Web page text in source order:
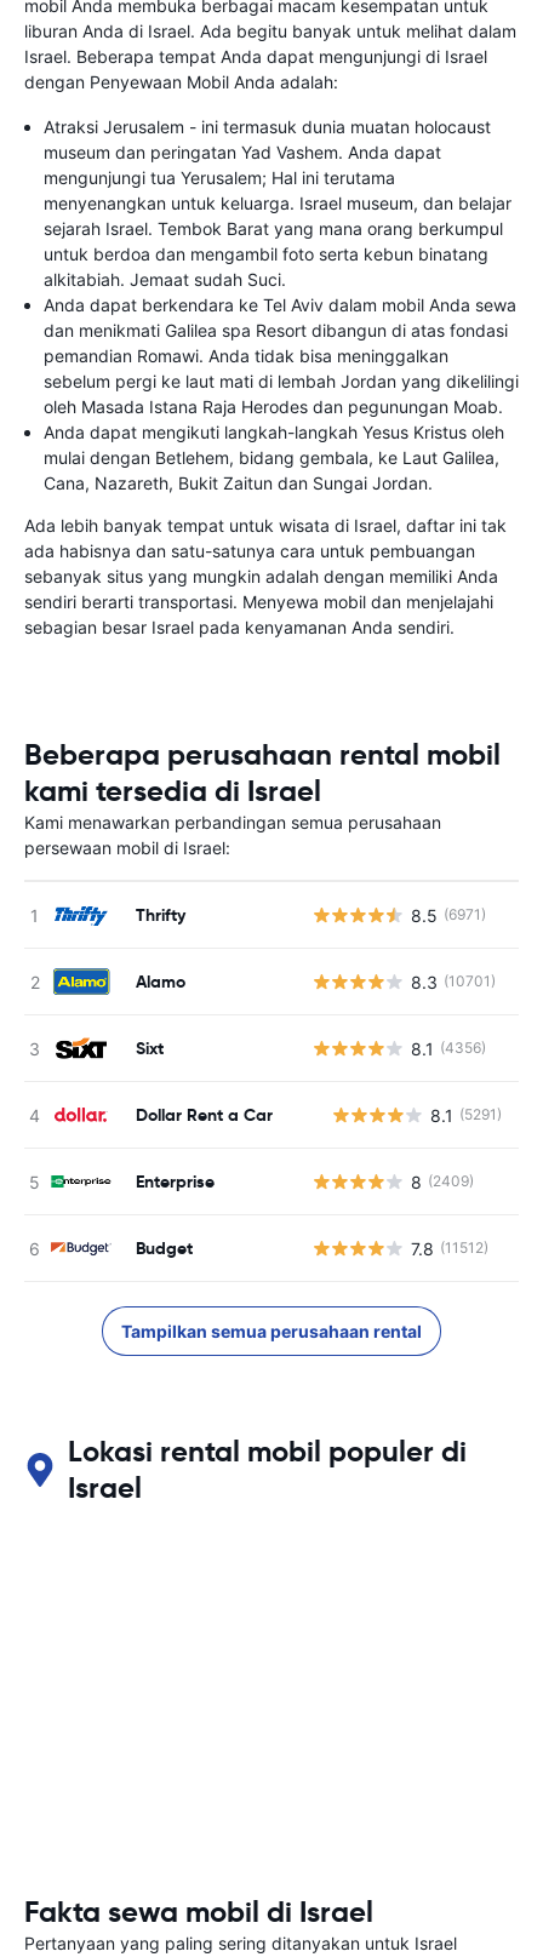
mobil Anda membuka berbagai macam kesempatan untuk
liburan Anda di Israel. Ada begitu banyak untuk melihat dalam
Israel. Beberapa tempat Anda dapat mengunjungi di Israel
dengan Penyewaan Mobil Anda adalah:
Atraksi Jerusalem - ini termasuk dunia muatan holocaust
museum dan peringatan Yad Vashem. Anda dapat
mengunjungi tua Yerusalem; Hal ini terutama
menyenangkan untuk keluarga. Israel museum, dan belajar
sejarah Israel. Tembok Barat yang mana orang berkumpul
untuk berdoa dan mengambil foto serta kebun binatang
alkitabiah. Jemaat sudah Suci.
Anda dapat berkendara ke Tel Aviv dalam mobil Anda sewa
dan menikmati Galilea spa Resort dibangun di atas fondasi
pemandian Romawi. Anda tidak bisa meninggalkan
sebelum pergi ke laut mati di lembah Jordan yang dikelilingi
oleh Masada Istana Raja Herodes dan pegunungan Moab.
Anda dapat mengikuti langkah-langkah Yesus Kristus oleh
mulai dengan Betlehem, bidang gembala, ke Laut Galilea,
Cana, Nazareth, Bukit Zaitun dan Sungai Jordan.
Ada lebih banyak tempat untuk wisata di Israel, daftar ini tak
ada habisnya dan satu-satunya cara untuk pembuangan
sebanyak situs yang mungkin adalah dengan memiliki Anda
sendiri berarti transportasi. Menyewa mobil dan menjelajahi
sebagian besar Israel pada kenyamanan Anda sendiri.
Beberapa perusahaan rental mobil
kami tersedia di Israel
Kami menawarkan perbandingan semua perusahaan
persewaan mobil di Israel:
Thrifty 8.5 (6971)
Alamo 8.3 (10701)
Sixt 8.1 (4356)
Dollar Rent a Car 8.1 (5291)
Enterprise 8 (2409)
Budget 7.8 (11512)
Tampilkan semua perusahaan rental
Lokasi rental mobil populer di
Israel
Fakta sewa mobil di Israel
Pertanyaan yang paling sering ditanyakan untuk Israel